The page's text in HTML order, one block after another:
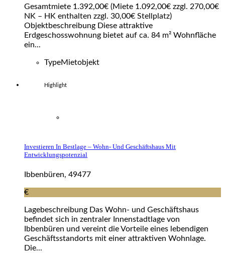
Gesamtmiete 1.392,00€ (Miete 1.092,00€ zzgl. 270,00€
NK – HK enthalten zzgl. 30,00€ Stellplatz)
Objektbeschreibung Diese attraktive
Erdgeschosswohnung bietet auf ca. 84 m² Wohnfläche
ein...
TypeMietobjekt
Highlight
Investieren In Bestlage – Wohn- Und Geschäftshaus Mit
Entwicklungspotenzial
Ibbenbüren, 49477
€
Lagebeschreibung Das Wohn- und Geschäftshaus
befindet sich in zentraler Innenstadtlage von
Ibbenbüren und vereint die Vorteile eines lebendigen
Geschäftsstandorts mit einer attraktiven Wohnlage.
Die...